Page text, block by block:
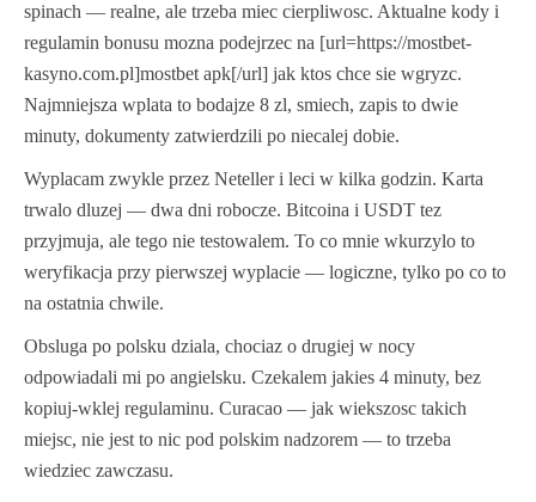
spinach — realne, ale trzeba miec cierpliwosc. Aktualne kody i
regulamin bonusu mozna podejrzec na [url=https://mostbet-
kasyno.com.pl]mostbet apk[/url] jak ktos chce sie wgryzc.
Najmniejsza wplata to bodajze 8 zl, smiech, zapis to dwie
minuty, dokumenty zatwierdzili po niecalej dobie.
Wyplacam zwykle przez Neteller i leci w kilka godzin. Karta
trwalo dluzej — dwa dni robocze. Bitcoina i USDT tez
przyjmuja, ale tego nie testowalem. To co mnie wkurzylo to
weryfikacja przy pierwszej wyplacie — logiczne, tylko po co to
na ostatnia chwile.
Obsluga po polsku dziala, chociaz o drugiej w nocy
odpowiadali mi po angielsku. Czekalem jakies 4 minuty, bez
kopiuj-wklej regulaminu. Curacao — jak wiekszosc takich
miejsc, nie jest to nic pod polskim nadzorem — to trzeba
wiedziec zawczasu.